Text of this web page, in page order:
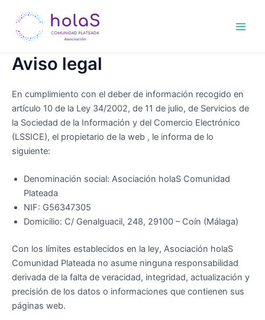
contenido
Aviso legal
En cumplimiento con el deber de información recogido en
artículo 10 de la Ley 34/2002, de 11 de julio, de Servicios de
la Sociedad de la Información y del Comercio Electrónico
(LSSICE), el propietario de la web , le informa de lo
siguiente:
Denominación social: Asociación holaS Comunidad
Plateada
NIF: G56347305
Domicilio: C/ Genalguacil, 248, 29100 – Coín (Málaga)
Con los límites establecidos en la ley, Asociación holaS
Comunidad Plateada no asume ninguna responsabilidad
derivada de la falta de veracidad, integridad, actualización y
precisión de los datos o informaciones que contienen sus
páginas web.